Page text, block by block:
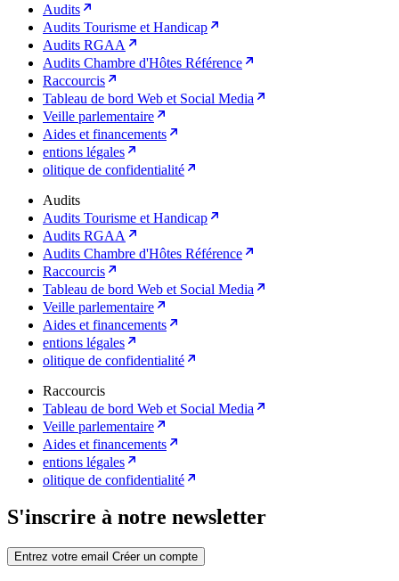
Audits
Audits Tourisme et Handicap
Audits RGAA
Audits Chambre d'Hôtes Référence
Raccourcis
Tableau de bord Web et Social Media
Veille parlementaire
Aides et financements
entions légales
olitique de confidentialité
Audits
Audits Tourisme et Handicap
Audits RGAA
Audits Chambre d'Hôtes Référence
Raccourcis
Tableau de bord Web et Social Media
Veille parlementaire
Aides et financements
entions légales
olitique de confidentialité
Raccourcis
Tableau de bord Web et Social Media
Veille parlementaire
Aides et financements
entions légales
olitique de confidentialité
S'inscrire à notre newsletter
Entrez votre email Créer un compte